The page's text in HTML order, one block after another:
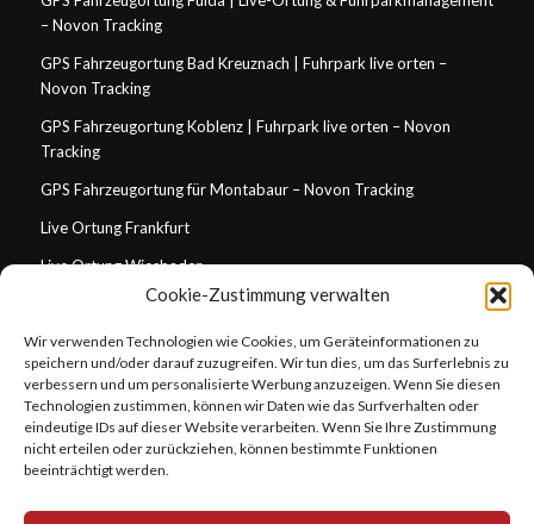
Cookie-Zustimmung verwalten
Wir verwenden Technologien wie Cookies, um Geräteinformationen zu
speichern und/oder darauf zuzugreifen. Wir tun dies, um das Surferlebnis zu
verbessern und um personalisierte Werbung anzuzeigen. Wenn Sie diesen
Technologien zustimmen, können wir Daten wie das Surfverhalten oder
eindeutige IDs auf dieser Website verarbeiten. Wenn Sie Ihre Zustimmung
nicht erteilen oder zurückziehen, können bestimmte Funktionen
beeinträchtigt werden.
– Novon Tracking
GPS Fahrzeugortung Bad Kreuznach | Fuhrpark live orten –
Novon Tracking
GPS Fahrzeugortung Koblenz | Fuhrpark live orten – Novon
Tracking
GPS Fahrzeugortung für Montabaur – Novon Tracking
Live Ortung Frankfurt
Live Ortung Wiesbaden
Live Ortung Mainz
Live Ortung Darmstadt
Live Ortung Koblenz
GPS Tracking für Handwerksbetriebe in Wiesbaden
GPS Tracking für Handwerksbetriebe in Frankfurt